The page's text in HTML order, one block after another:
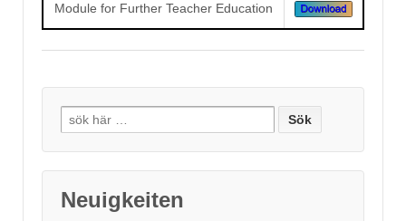
Module for Further Teacher Education
Search
for:
Neuigkeiten